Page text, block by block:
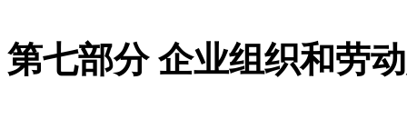
第七部分 企业组织和劳